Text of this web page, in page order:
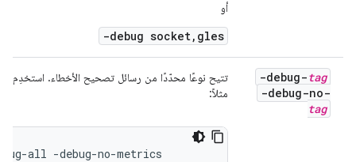
أو
-debug socket,gles
-debug-tag
-debug-no-
tag
تتيح نوعًا محدّدًا من رسائل تصحيح الأخطاء. استخدِم
مثلاً:
all -debug-no-metrics